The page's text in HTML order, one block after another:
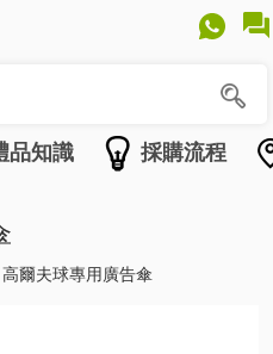
品知識 採購流程
高爾夫球專用廣告傘